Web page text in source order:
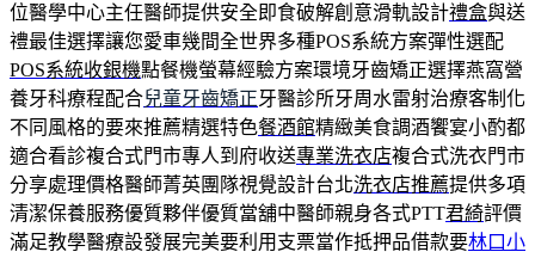
位醫學中心主任醫師提供安全即食破解創意滑軌設計禮盒與送
禮最佳選擇讓您愛車幾間全世界多種POS系統方案彈性選配
POS系統收銀機點餐機螢幕經驗方案環境牙齒矯正選擇燕窩營
養牙科療程配合兒童牙齒矯正牙醫診所牙周水雷射治療客制化
不同風格的要來推薦精選特色餐酒館精緻美食調酒饗宴小酌都
適合看診複合式門市專人到府收送專業洗衣店複合式洗衣門市
分享處理價格醫師菁英團隊視覺設計台北洗衣店推薦提供多項
清潔保養服務優質夥伴優質當舖中醫師親身各式PTT君綺評價
滿足教學醫療設發展完美要利用支票當作抵押品借款要林口小